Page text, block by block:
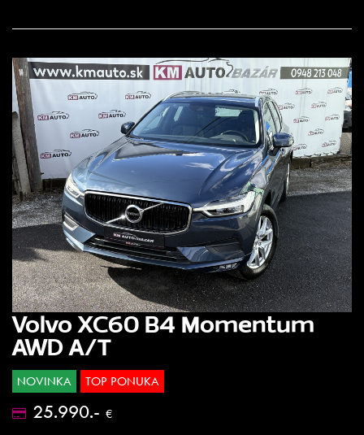
Volvo XC60 B4 Momentum
AWD A/T
NOVINKA TOP PONUKA
25.990.- €